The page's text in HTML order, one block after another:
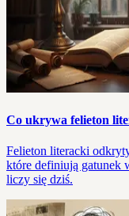
Co ukrywa felieton
Felieton literacki
które definiują gatunek
liczy się dziś.